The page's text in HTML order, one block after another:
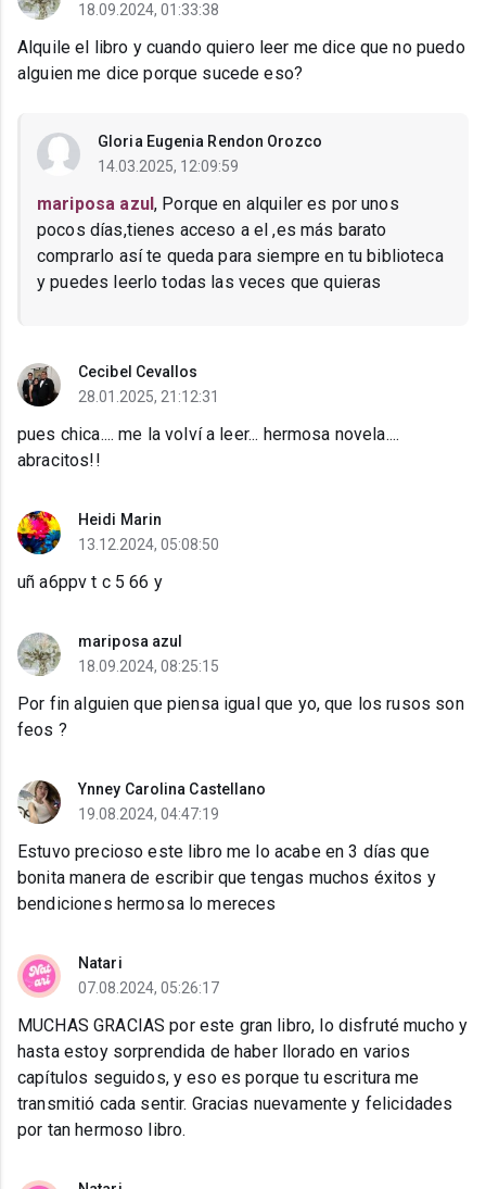
18.09.2024, 01:33:38
Alquile el libro y cuando quiero leer me dice que no puedo
alguien me dice porque sucede eso?
Gloria Eugenia Rendon Orozco
14.03.2025, 12:09:59
mariposa azul, Porque en alquiler es por unos
pocos días,tienes acceso a el ,es más barato
comprarlo así te queda para siempre en tu biblioteca
y puedes leerlo todas las veces que quieras
Cecibel Cevallos
28.01.2025, 21:12:31
pues chica.... me la volví a leer... hermosa novela....
abracitos!!
Heidi Marin
13.12.2024, 05:08:50
uñ a6ppv t c 5 66 y
mariposa azul
18.09.2024, 08:25:15
Por fin alguien que piensa igual que yo, que los rusos son
feos ?
Ynney Carolina Castellano
19.08.2024, 04:47:19
Estuvo precioso este libro me lo acabe en 3 días que
bonita manera de escribir que tengas muchos éxitos y
bendiciones hermosa lo mereces
Natari
07.08.2024, 05:26:17
MUCHAS GRACIAS por este gran libro, lo disfruté mucho y
hasta estoy sorprendida de haber llorado en varios
capítulos seguidos, y eso es porque tu escritura me
transmitió cada sentir. Gracias nuevamente y felicidades
por tan hermoso libro.